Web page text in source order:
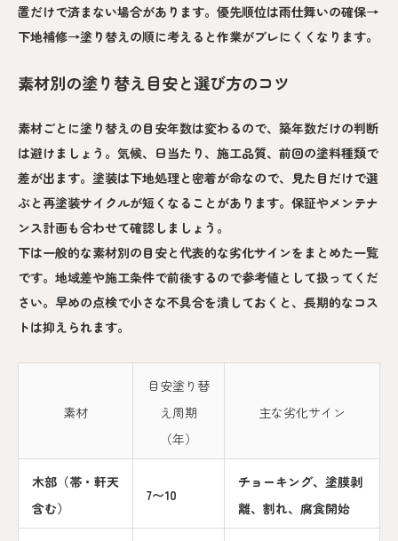
置だけで済まない場合があります。優先順位は雨仕舞いの確保→
下地補修→塗り替えの順に考えると作業がブレにくくなります。
素材別の塗り替え目安と選び方のコツ
素材ごとに塗り替えの目安年数は変わるので、築年数だけの判断
は避けましょう。気候、日当たり、施工品質、前回の塗料種類で
差が出ます。塗装は下地処理と密着が命なので、見た目だけで選
ぶと再塗装サイクルが短くなることがあります。保証やメンテナ
ンス計画も合わせて確認しましょう。
下は一般的な素材別の目安と代表的な劣化サインをまとめた一覧
です。地域差や施工条件で前後するので参考値として扱ってくだ
さい。早めの点検で小さな不具合を潰しておくと、長期的なコス
トは抑えられます。
素材
目安塗り替
え周期
（年）
主な劣化サイン
木部（帯・軒天
含む）
7〜10
チョーキング、塗膜剥
離、割れ、腐食開始